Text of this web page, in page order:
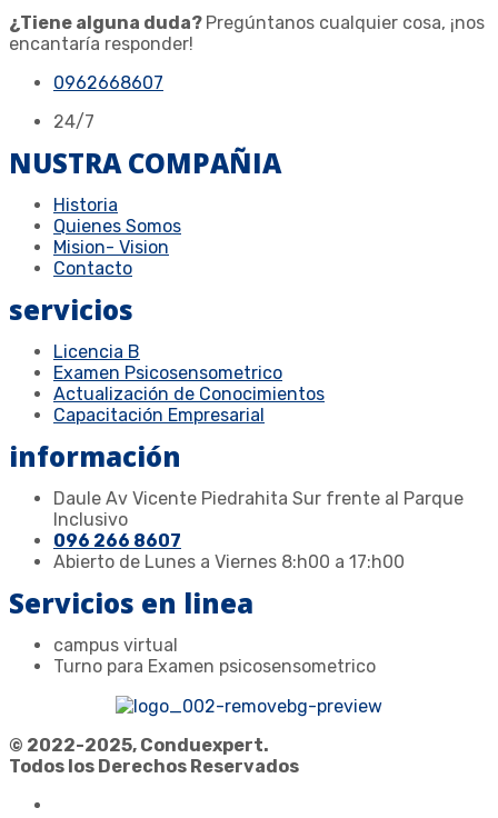
¿Tiene alguna duda? Pregúntanos cualquier cosa, ¡nos
encantaría responder!
0962668607
24/7
NUSTRA COMPAÑIA
Historia
Quienes Somos
Mision- Vision
Contacto
servicios
Licencia B
Examen Psicosensometrico
Actualización de Conocimientos
Capacitación Empresarial
información
Daule Av Vicente Piedrahita Sur frente al Parque
Inclusivo
096 266 8607
Abierto de Lunes a Viernes 8:h00 a 17:h00
Servicios en linea
campus virtual
Turno para Examen psicosensometrico
© 2022-2025, Conduexpert.
Todos los Derechos Reservados